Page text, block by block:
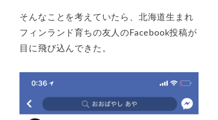
そんなことを考えていたら、北海道生まれ
フィンランド育ちの友人のFacebook投稿が
目に飛び込んできた。